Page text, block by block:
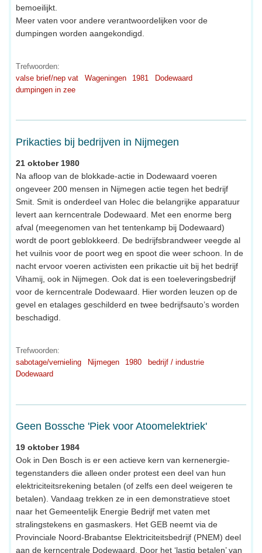
bemoeilijkt.
Meer vaten voor andere verantwoordelijken voor de
dumpingen worden aangekondigd.
Trefwoorden:
valse brief/nep vat
Wageningen 1981
Dodewaard
dumpingen in zee
Prikacties bij bedrijven in Nijmegen
21 oktober 1980
Na afloop van de blokkade-actie in Dodewaard voeren
ongeveer 200 mensen in Nijmegen actie tegen het bedrijf
Smit. Smit is onderdeel van Holec die belangrijke apparatuur
levert aan kerncentrale Dodewaard. Met een enorme berg
afval (meegenomen van het tentenkamp bij Dodewaard)
wordt de poort geblokkeerd. De bedrijfsbrandweer veegde al
het vuilnis voor de poort weg en spoot die weer schoon. In de
nacht ervoor voeren activisten een prikactie uit bij het bedrijf
Vihamij, ook in Nijmegen. Ook dat is een toeleveringsbedrijf
voor de kerncentrale Dodewaard. Hier worden leuzen op de
gevel en etalages geschilderd en twee bedrijfsauto’s worden
beschadigd.
Trefwoorden:
sabotage/vernieling
Nijmegen 1980
bedrijf / industrie
Dodewaard
Geen Bossche 'Piek voor Atoomelektriek'
19 oktober 1984
Ook in Den Bosch is er een actieve kern van kernenergie-
tegenstanders die alleen onder protest een deel van hun
elektriciteitsrekening betalen (of zelfs een deel weigeren te
betalen). Vandaag trekken ze in een demonstratieve stoet
naar het Gemeentelijk Energie Bedrijf met vaten met
stralingstekens en gasmaskers. Het GEB neemt via de
Provinciale Noord-Brabantse Elektriciteitsbedrijf (PNEM) deel
aan de kerncentrale Dodewaard. Door het ‘lastig betalen’ van